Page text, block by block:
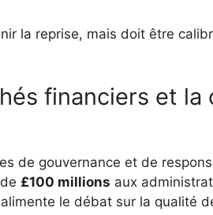
la reprise, mais doit être
financiers et la
de gouvernance et de
£100 millions aux
le débat sur la qualité